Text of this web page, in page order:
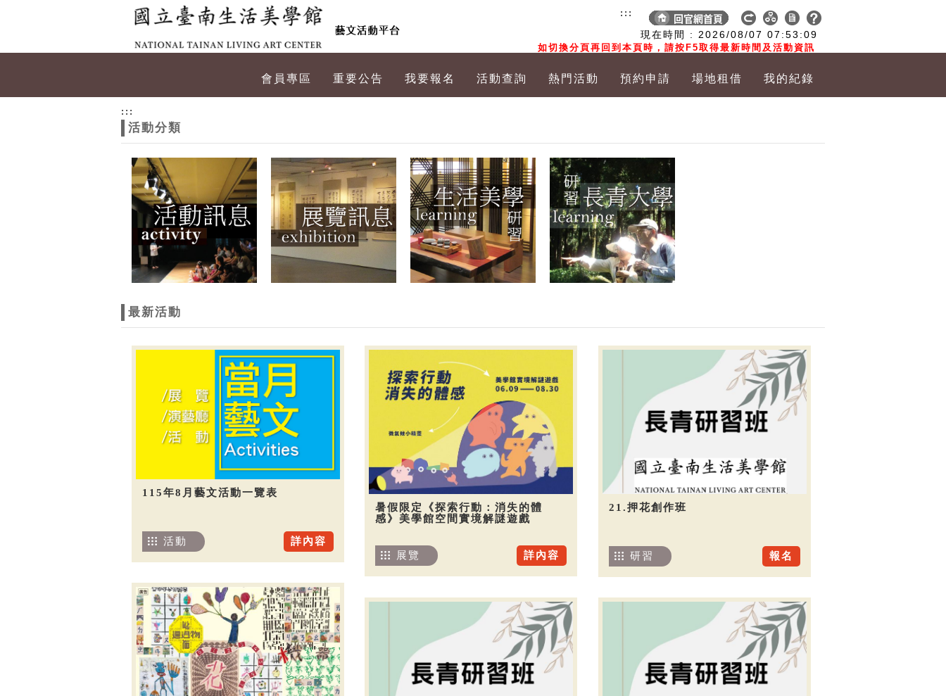
現在時間 : 2026/08/07 07:53:10
如切換分頁再回到本頁時，請按F5取得最新時間及活動資訊
:::
會員專區 重要公告 我要報名 活動查詢 熱門活動 預約申請 場地租借 我的紀錄
:::
活動分類
最新活動
115年8月藝文活動一覽表
詳內容
活動
暑假限定《探索行動：消失的體
感》美學館空間實境解謎遊戲
詳內容
展覽
21.押花創作班
報名
研習